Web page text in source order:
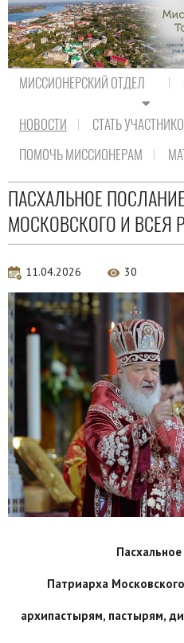
МИССИОНЕРСКИЙ ОТДЕЛ
НОВОСТИ
СТАТЬ
ПОМОЧЬ МИССИОНЕРАМ
Новости епархии
ПАСХАЛЬНОЕ
МОСКОВСКОГО И ВСЕЯ
11.04.2026 30
Патриарха
архипастырям, пастырям,